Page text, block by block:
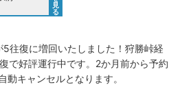
見
る
往復に増回いたしました！狩勝峠経
で好評運行中です。2か月前から予約
キャンセルとなります。